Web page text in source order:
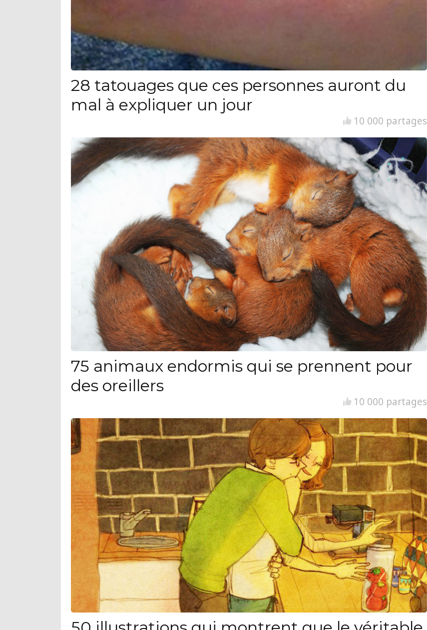
28 tatouages que ces personnes auront du
mal à expliquer un jour
10 000 partages
75 animaux endormis qui se prennent pour
des oreillers
10 000 partages